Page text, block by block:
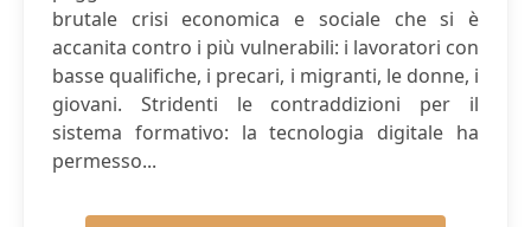
brutale crisi economica e sociale che si è
accanita contro i più vulnerabili: i lavoratori con
basse qualifiche, i precari, i migranti, le donne, i
giovani. Stridenti le contraddizioni per il
sistema formativo: la tecnologia digitale ha
permesso...